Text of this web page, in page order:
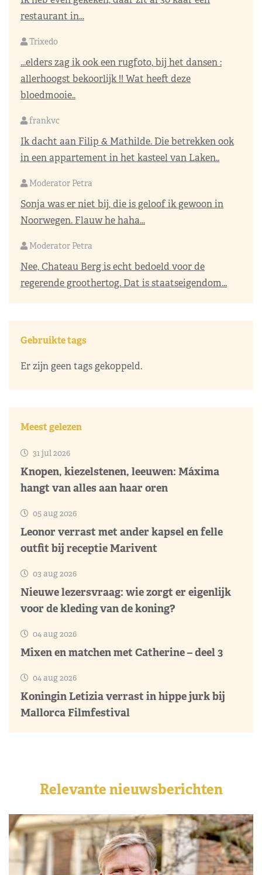
restaurant in...
Trixedo
...elders zag ik ook een rugfoto, bij het dansen :
allerhoogst bekoorlijk !! Wat heeft deze
bloedmooie..
frankvc
Ik dacht aan Filip & Mathilde. Die betrekken ook
in een appartement in het kasteel van Laken..
Moderator Petra
Sonja was er niet bij, die is geloof ik gewoon in
Noorwegen. Flauw he haha...
Moderator Petra
Nee, Chateau Berg is echt bedoeld voor de
regerende groothertog. Dat is staatseigendom...
Gebruikte tags
Er zijn geen tags gekoppeld.
Meest gelezen
31 jul 2026
Knopen, kiezelstenen, leeuwen: Máxima
hangt van alles aan haar oren
05 aug 2026
Leonor verrast met ander kapsel en felle
outfit bij receptie Marivent
03 aug 2026
Nieuwe lezersvraag: wie zorgt er eigenlijk
voor de kleding van de koning?
04 aug 2026
Mixen en matchen met Catherine – deel 3
04 aug 2026
Koningin Letizia verrast in hippe jurk bij
Mallorca Filmfestival
Relevante nieuwsberichten